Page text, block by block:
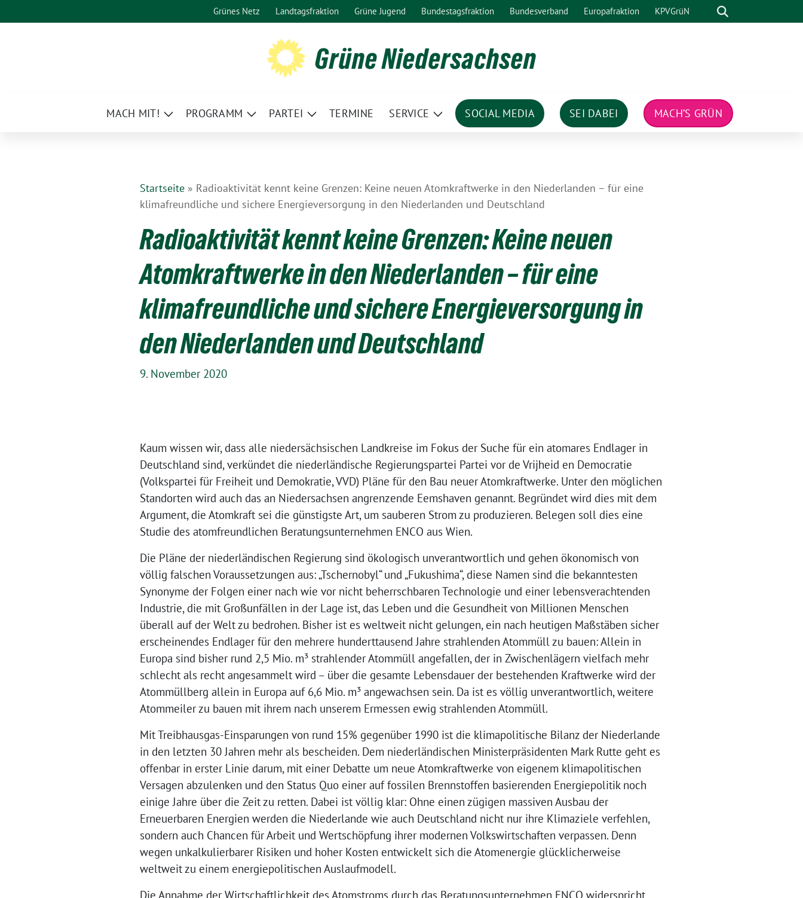
zum
Grünes Netz Landtagsfraktion Grüne Jugend Bundestagsfraktion Bundesverband Europafraktion KPVGrüN Suche
Grüne Niedersachsen
MACH MIT!
Zeige
PROGRAMM
Zeige
PARTEI
Zeige
TERMINE SERVICE
Zeige
SOCIAL MEDIA SEI DABEI MACH’S GRÜN
Startseite » Radioaktivität kennt keine Grenzen: Keine neuen Atomkraftwerke in den Niederlanden – für eine
klimafreundliche und sichere Energieversorgung in den Niederlanden und Deutschland
Radioaktivität kennt keine Grenzen: Keine neuen
Atomkraftwerke in den Niederlanden – für eine
klimafreundliche und sichere Energieversorgung in
den Niederlanden und Deutschland
9. November 2020
Kaum wissen wir, dass alle niedersächsischen Landkreise im Fokus der Suche für ein atomares Endlager in
Deutschland sind, verkündet die niederländische Regierungspartei Partei vor de Vrijheid en Democratie
(Volkspartei für Freiheit und Demokratie, VVD) Pläne für den Bau neuer Atomkraftwerke. Unter den möglichen
Standorten wird auch das an Niedersachsen angrenzende Eemshaven genannt. Begründet wird dies mit dem
Argument, die Atomkraft sei die günstigste Art, um sauberen Strom zu produzieren. Belegen soll dies eine
Studie des atomfreundlichen Beratungsunternehmen ENCO aus Wien.
Die Pläne der niederländischen Regierung sind ökologisch unverantwortlich und gehen ökonomisch von
völlig falschen Voraussetzungen aus: „Tschernobyl“ und „Fukushima“, diese Namen sind die bekanntesten
Synonyme der Folgen einer nach wie vor nicht beherrschbaren Technologie und einer lebensverachtenden
Industrie, die mit Großunfällen in der Lage ist, das Leben und die Gesundheit von Millionen Menschen
überall auf der Welt zu bedrohen. Bisher ist es weltweit nicht gelungen, ein nach heutigen Maßstäben sicher
erscheinendes Endlager für den mehrere hunderttausend Jahre strahlenden Atommüll zu bauen: Allein in
Europa sind bisher rund 2,5 Mio. m³ strahlender Atommüll angefallen, der in Zwischenlägern vielfach mehr
schlecht als recht angesammelt wird – über die gesamte Lebensdauer der bestehenden Kraftwerke wird der
Atommüllberg allein in Europa auf 6,6 Mio. m³ angewachsen sein. Da ist es völlig unverantwortlich, weitere
Atommeiler zu bauen mit ihrem nach unserem Ermessen ewig strahlenden Atommüll.
Mit Treibhausgas-Einsparungen von rund 15% gegenüber 1990 ist die klimapolitische Bilanz der Niederlande
in den letzten 30 Jahren mehr als bescheiden. Dem niederländischen Ministerpräsidenten Mark Rutte geht es
offenbar in erster Linie darum, mit einer Debatte um neue Atomkraftwerke von eigenem klimapolitischen
Versagen abzulenken und den Status Quo einer auf fossilen Brennstoffen basierenden Energiepolitik noch
einige Jahre über die Zeit zu retten. Dabei ist völlig klar: Ohne einen zügigen massiven Ausbau der
Erneuerbaren Energien werden die Niederlande wie auch Deutschland nicht nur ihre Klimaziele verfehlen,
sondern auch Chancen für Arbeit und Wertschöpfung ihrer modernen Volkswirtschaften verpassen. Denn
wegen unkalkulierbarer Risiken und hoher Kosten entwickelt sich die Atomenergie glücklicherweise
weltweit zu einem energiepolitischen Auslaufmodell.
Die Annahme der Wirtschaftlichkeit des Atomstroms durch das Beratungsunternehmen ENCO widerspricht